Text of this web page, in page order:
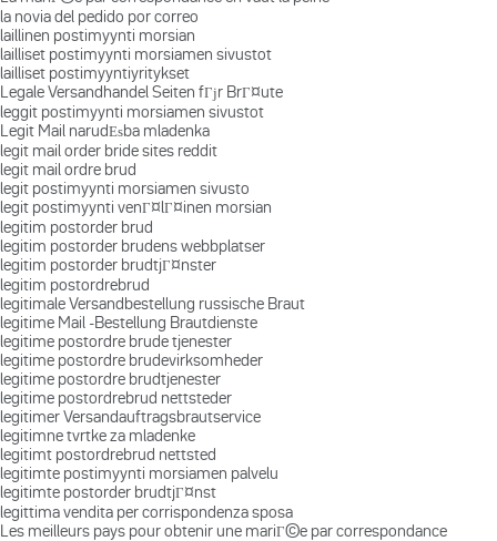
la novia del pedido por correo
laillinen postimyynti morsian
lailliset postimyynti morsiamen sivustot
lailliset postimyyntiyritykset
Legale Versandhandel Seiten fГјr BrГ¤ute
leggit postimyynti morsiamen sivustot
Legit Mail narudЕѕba mladenka
legit mail order bride sites reddit
legit mail ordre brud
legit postimyynti morsiamen sivusto
legit postimyynti venГ¤lГ¤inen morsian
legitim postorder brud
legitim postorder brudens webbplatser
legitim postorder brudtjГ¤nster
legitim postordrebrud
legitimale Versandbestellung russische Braut
legitime Mail -Bestellung Brautdienste
legitime postordre brude tjenester
legitime postordre brudevirksomheder
legitime postordre brudtjenester
legitime postordrebrud nettsteder
legitimer Versandauftragsbrautservice
legitimne tvrtke za mladenke
legitimt postordrebrud nettsted
legitimte postimyynti morsiamen palvelu
legitimte postorder brudtjГ¤nst
legittima vendita per corrispondenza sposa
Les meilleurs pays pour obtenir une mariГ©e par correspondance